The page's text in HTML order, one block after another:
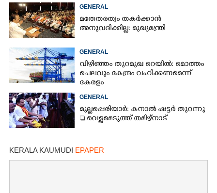
GENERAL
മതേതരത്വം തകർക്കാൻ
അനുവദിക്കില്ല: മുഖ്യമന്ത്രി
GENERAL
വിഴിഞ്ഞം തുറമുഖ റെയിൽ: മൊത്തം
ചെലവും കേന്ദ്രം വഹിക്കണമെന്ന്
കേരളം
GENERAL
മുല്ലപ്പെരിയാർ: കനാൽ ഷട്ടർ തുറന്നു
 വെള്ളമെടുത്ത് തമിഴ്നാട്
KERALA KAUMUDI EPAPER